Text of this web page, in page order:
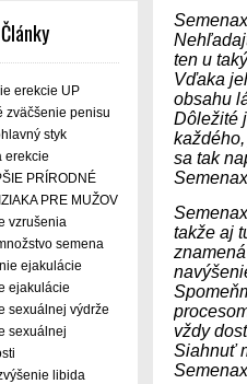
erekcie UP
zväčšenie penisu
styk
erekcie
PRÍRODNÉ
PRE MUŽOV
vzrušenia
semena
ejakulácie
ejakulácie
sexuálnej výdrže
sexuálnej
libida
ten u
Vďaka
obsahu
Dôležité
sa tak
takže aj
vždy
Siahnuť